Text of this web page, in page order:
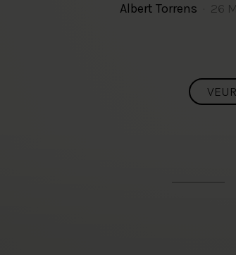
Albert Torrens 26